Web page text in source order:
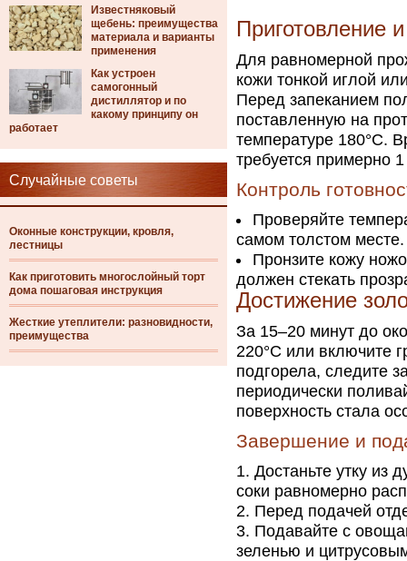
Известняковый
щебень: преимущества
материала и варианты
применения
Как устроен
самогонный
дистиллятор и по
какому принципу он
работает
Случайные советы
Оконные конструкции, кровля,
лестницы
Как приготовить многослойный торт
дома пошаговая инструкция
Жесткие утеплители: разновидности,
преимущества
Приготовление
Для равномерной
кожи тонкой иглой
Перед запеканием
поставленную на
температуре 180°C.
требуется примерно
Контроль
Проверяйте
самом толстом месте.
Пронзите кожу
должен стекать
Достижение
За 15–20 минут до
220°C или включите
подгорела, следите
периодически
поверхность стала
Завершение и
Достаньте утку из
соки равномерно
Перед подачей
Подавайте с
зеленью и